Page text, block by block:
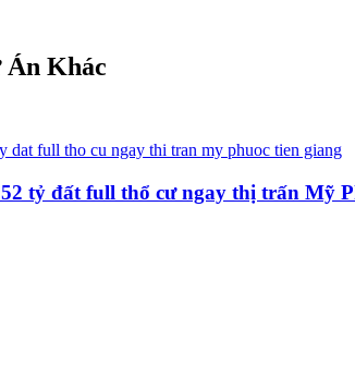
Án Khác
tỷ đất full thổ cư ngay thị trấn Mỹ